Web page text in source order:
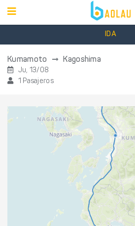
IDA
Kumamoto Kagoshima
Ju, 13/08
1 Pasajeros